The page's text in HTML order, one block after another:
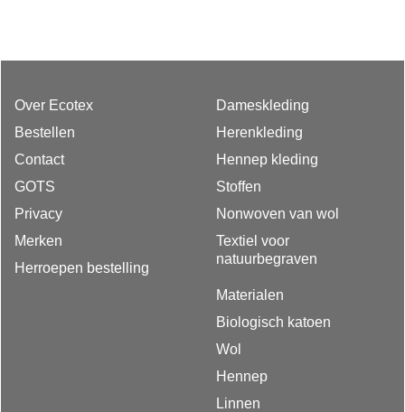
Over Ecotex
Bestellen
Contact
GOTS
Privacy
Merken
Herroepen bestelling
Dameskleding
Herenkleding
Hennep kleding
Stoffen
Nonwoven van wol
Textiel voor
natuurbegraven
Materialen
Biologisch katoen
Wol
Hennep
Linnen